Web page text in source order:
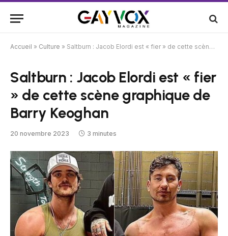
Accueil » Culture » Saltburn : Jacob Elordi est « fier » de cette scène graphique de Barry Keoghan
Saltburn : Jacob Elordi est « fier
» de cette scène graphique de
Barry Keoghan
20 novembre 2023 3 minutes